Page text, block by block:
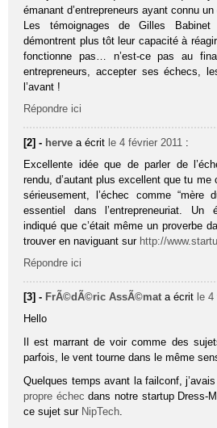
émanant d’entrepreneurs ayant connu
Les témoignages de Gilles Babinet
démontrent plus tôt leur capacité à
fonctionne pas… n’est-ce pas au
entrepreneurs, accepter ses échecs,
l’avant !
Répondre ici
[2] - herve a écrit le 4 février 2011 :
Excellente idée que de parler de
rendu, d’autant plus excellent que tu
sérieusement, l’échec comme “mère
essentiel dans l’entrepreneuriat. Un
indiqué que c’était même un proverbe
trouver en naviguant sur http://
Répondre ici
[3] - FrÃ©dÃ©ric AssÃ©mat a écrit le
Hello
Il est marrant de voir comme des
parfois, le vent tourne dans le même
Quelques temps avant la failconf,
propre échecdans notre startup Dress-
ce sujet sur NipTech.